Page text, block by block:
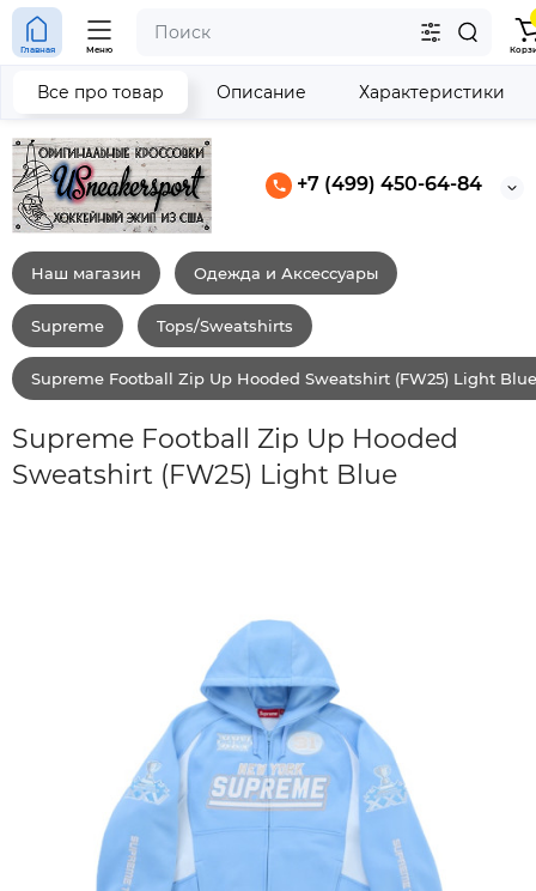
+7 (499) 450-64-84
Главная Меню
Наш магазин Одежда и Аксессуары
Supreme Tops/Sweatshirts
Supreme Football Zip Up Hooded Sweatshirt (FW25) Light Blue
Supreme Football Zip Up Hooded
Sweatshirt (FW25) Light Blue
Все про товар Описание Характеристики